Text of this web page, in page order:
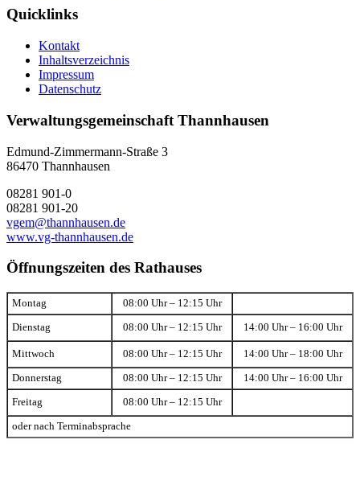
Quicklinks
Kontakt
Inhaltsverzeichnis
Impressum
Datenschutz
Verwaltungsgemeinschaft Thannhausen
Edmund-Zimmermann-Straße 3
86470 Thannhausen
08281 901-0
08281 901-20
vgem@thannhausen.de
www.vg-thannhausen.de
Öffnungszeiten des Rathauses
Montag 08:00 Uhr – 12:15 Uhr
Dienstag 08:00 Uhr – 12:15 Uhr 14:00 Uhr – 16:00 Uhr
Mittwoch 08:00 Uhr – 12:15 Uhr 14:00 Uhr – 18:00 Uhr
Donnerstag 08:00 Uhr – 12:15 Uhr 14:00 Uhr – 16:00 Uhr
Freitag 08:00 Uhr – 12:15 Uhr
oder nach Terminabsprache